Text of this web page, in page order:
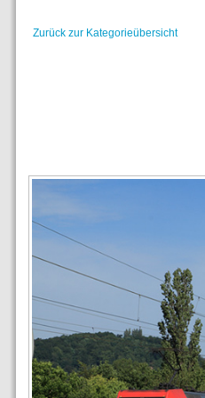
Zurück zur Kategorieübersicht